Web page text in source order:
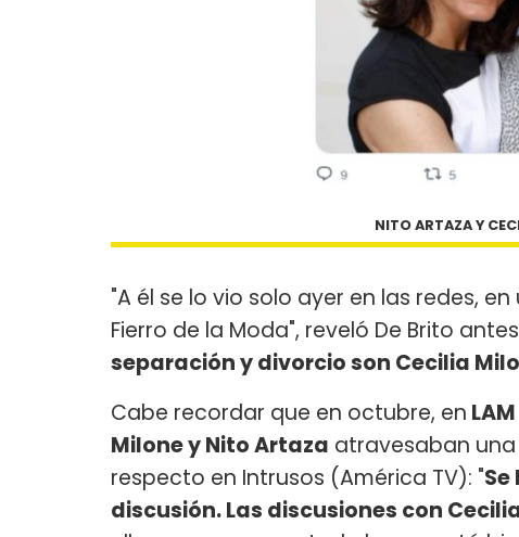
NITO ARTAZA Y
"A él se lo vio solo ayer en las redes,
Fierro de la Moda", reveló De Brito
separación y divorcio son Cecilia
Cabe recordar que en octubre, en
Milone y Nito Artaza atravesaban
respecto en Intrusos (América TV): "
discusión. Las discusiones con